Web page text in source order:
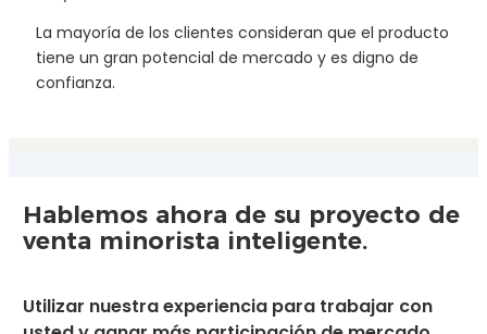
La mayoría de los clientes consideran que el producto
tiene un gran potencial de mercado y es digno de
confianza.
Hablemos ahora de su proyecto de
venta minorista inteligente.
Utilizar nuestra experiencia para trabajar con